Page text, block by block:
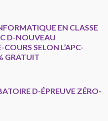
EN CLASSE
C D-NOUVEAU
SELON L’APC-
GRATUIT
D-ÉPREUVE ZÉRO-